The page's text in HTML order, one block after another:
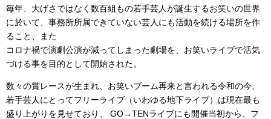
毎年、大げさではなく数百組もの若手芸人が誕生するお笑いの世界
に於いて、事務所所属できていない芸人にも活動を続ける場所を作
ること、また
コロナ禍で演劇公演が減ってしまった劇場を、お笑いライブで活気
づける事を目的として開始された。
数々の賞レースが生まれ、お笑いブーム再来と言われる令和の今、
若手芸人にとってフリーライブ（いわゆる地下ライブ）は現在最も
盛り上がりを見せており、 GO→TENライブにも開催当初から、フ